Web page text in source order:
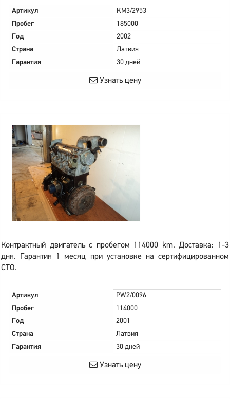
Артикул
KM3/2953
Пробег
185000
Год
2002
Страна
Латвия
Гарантия
30 дней
Узнать цену
Контрактный двигатель с пробегом 114000 km. Доставка: 1-3
дня. Гарантия 1 месяц при установке на сертифицированном
СТО.
Артикул
PW2/0096
Пробег
114000
Год
2001
Страна
Латвия
Гарантия
30 дней
Узнать цену